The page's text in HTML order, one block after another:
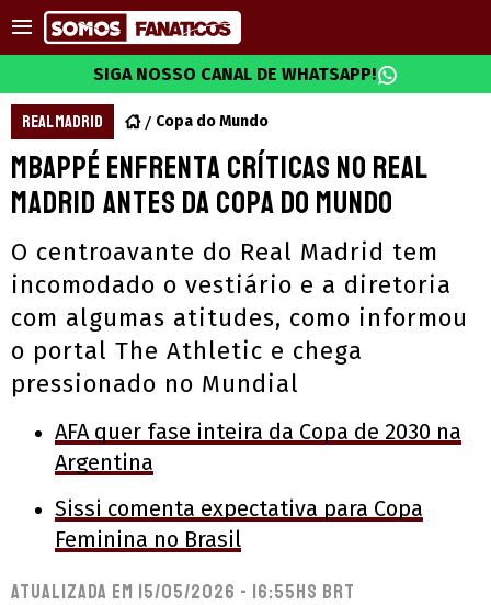
SIGA NOSSO CANAL DE WHATSAPP!
REAL MADRID Copa do Mundo
Mbappé enfrenta críticas no Real
Madrid antes da Copa do Mundo
O centroavante do Real Madrid tem
incomodado o vestiário e a diretoria
com algumas atitudes, como informou
o portal The Athletic e chega
pressionado no Mundial
AFA quer fase inteira da Copa de 2030 na
Argentina
Sissi comenta expectativa para Copa
Feminina no Brasil
Atualizada em 15/05/2026 - 16:55hs BRT